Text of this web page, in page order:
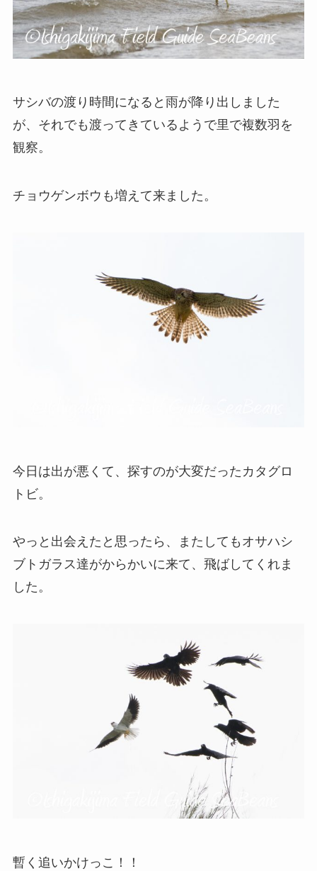
サシバの渡り時間になると雨が降り出しました
が、それでも渡ってきているようで里で複数羽を
観察。
チョウゲンボウも増えて来ました。
今日は出が悪くて、探すのが大変だったカタグロ
トビ。
やっと出会えたと思ったら、またしてもオサハシ
ブトガラス達がからかいに来て、飛ばしてくれま
した。
暫く追いかけっこ！！